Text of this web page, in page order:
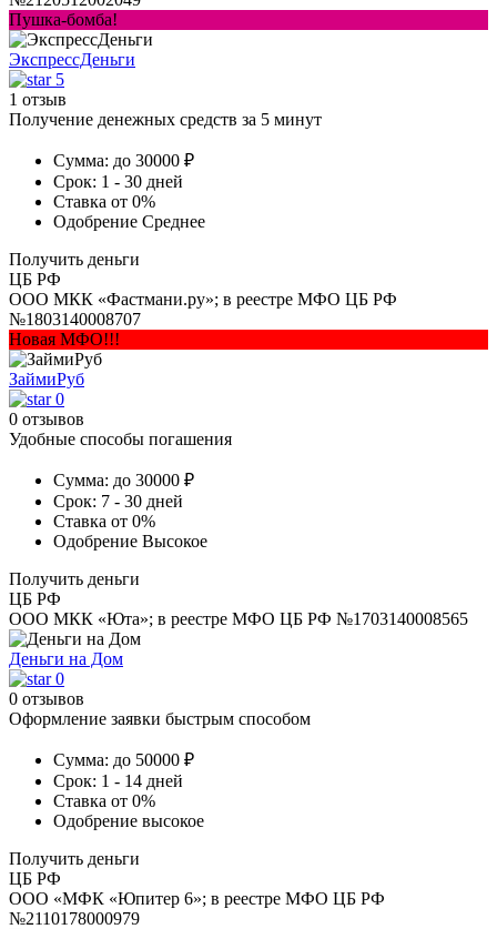
Пушка-бомба!
ЭкспрессДеньги
5
1 отзыв
Получение денежных средств за 5 минут
Сумма: до 30000 ₽
Срок: 1 - 30 дней
Ставка от 0%
Одобрение Среднее
Получить деньги
ЦБ РФ
ООО МКК «Фастмани.ру»; в реестре МФО ЦБ РФ
№1803140008707
Новая МФО!!!
ЗаймиРуб
0
0 отзывов
Удобные способы погашения
Сумма: до 30000 ₽
Срок: 7 - 30 дней
Ставка от 0%
Одобрение Высокое
Получить деньги
ЦБ РФ
ООО МКК «Юта»; в реестре МФО ЦБ РФ №1703140008565
Деньги на Дом
0
0 отзывов
Оформление заявки быстрым способом
Сумма: до 50000 ₽
Срок: 1 - 14 дней
Ставка от 0%
Одобрение высокое
Получить деньги
ЦБ РФ
ООО «МФК «Юпитер 6»; в реестре МФО ЦБ РФ
№2110178000979